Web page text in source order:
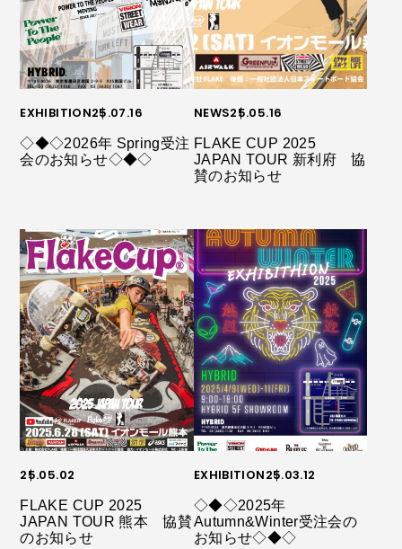
EXHIBITION25.07.16
◇◆◇2026年 Spring受注
会のお知らせ◇◆◇
NEWS25.05.16
FLAKE CUP 2025
JAPAN TOUR 新利府 協
賛のお知らせ
25.05.02
FLAKE CUP 2025
JAPAN TOUR 熊本 協賛
のお知らせ
EXHIBITION25.03.12
◇◆◇2025年
Autumn&Winter受注会の
お知らせ◇◆◇